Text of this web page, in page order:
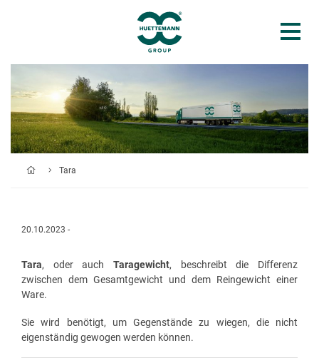
Tara
20.10.2023 -
Tara, oder auch Taragewicht, beschreibt die Differenz
zwischen dem Gesamtgewicht und dem Reingewicht einer
Ware.
Sie wird benötigt, um Gegenstände zu wiegen, die nicht
eigenständig gewogen werden können.